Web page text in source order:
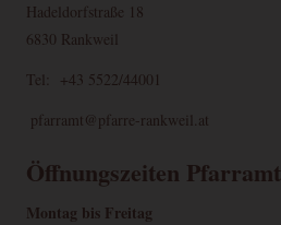
Hadeldorfstraße 18
6830 Rankweil
Tel: +43 5522/44001
pfarramt@pfarre-rankweil.at
Öffnungszeiten Pfarramt
Montag bis Freitag